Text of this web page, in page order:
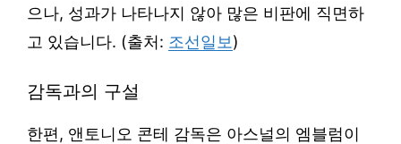
으나, 성과가 나타나지 않아 많은 비판에 직면하
고 있습니다. (출처: 조선일보)
감독과의 구설
한편, 앤토니오 콘테 감독은 아스널의 엠블럼이